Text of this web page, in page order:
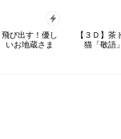
飛び出す！優し
いお地蔵さま
【３Ｄ】茶
猫「敬語